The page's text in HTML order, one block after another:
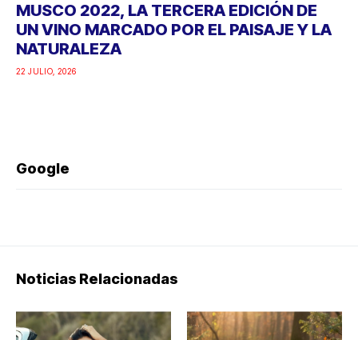
MUSCO 2022, LA TERCERA EDICIÓN DE
UN VINO MARCADO POR EL PAISAJE Y LA
NATURALEZA
22 JULIO, 2026
Google
Noticias Relacionadas